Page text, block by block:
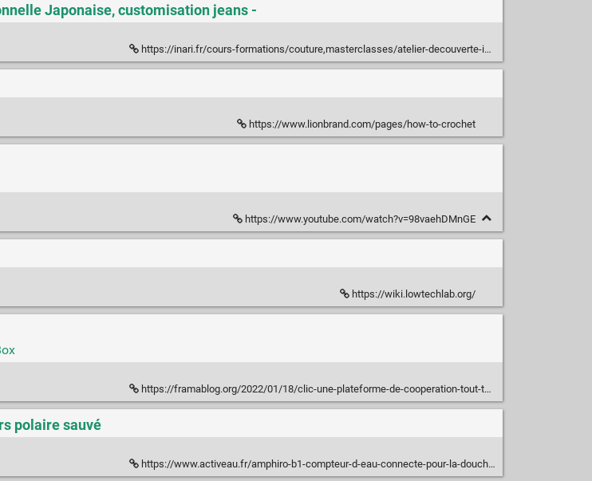
Japonaise, customisation jeans -
https://inari.fr/cours-formations/couture,masterclasses/atelier-decouverte-initiation-sashiko-broderie/
https://www.lionbrand.com/pages/how-to-crochet
https://www.youtube.com/watch?v=98vaehDMnGE
https://wiki.lowtechlab.org/
https://framablog.org/2022/01/18/clic-une-plateforme-de-cooperation-tout-terrain/
polaire sauvé
https://www.activeau.fr/amphiro-b1-compteur-d-eau-connecte-pour-la-douche-economie-d-eau-c2x27377357